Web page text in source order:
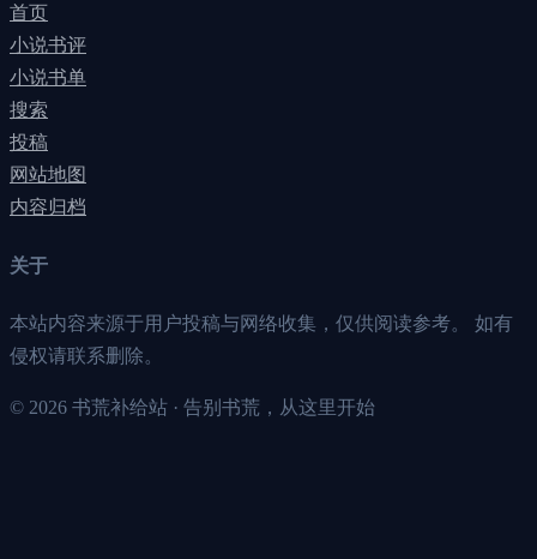
首页
小说书评
小说书单
搜索
投稿
网站地图
内容归档
关于
本站内容来源于用户投稿与网络收集，仅供阅读参考。 如有
侵权请联系删除。
© 2026 书荒补给站 · 告别书荒，从这里开始